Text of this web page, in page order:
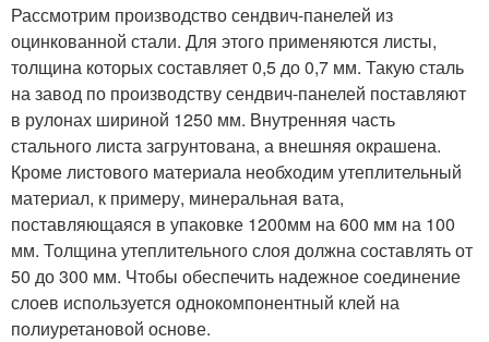
Рассмотрим производство сендвич-панелей из
оцинкованной стали. Для этого применяются листы,
толщина которых составляет 0,5 до 0,7 мм. Такую сталь
на завод по производству сендвич-панелей поставляют
в рулонах шириной 1250 мм. Внутренняя часть
стального листа загрунтована, а внешняя окрашена.
Кроме листового материала необходим утеплительный
материал, к примеру, минеральная вата,
поставляющаяся в упаковке 1200мм на 600 мм на 100
мм. Толщина утеплительного слоя должна составлять от
50 до 300 мм. Чтобы обеспечить надежное соединение
слоев используется однокомпонентный клей на
полиуретановой основе.